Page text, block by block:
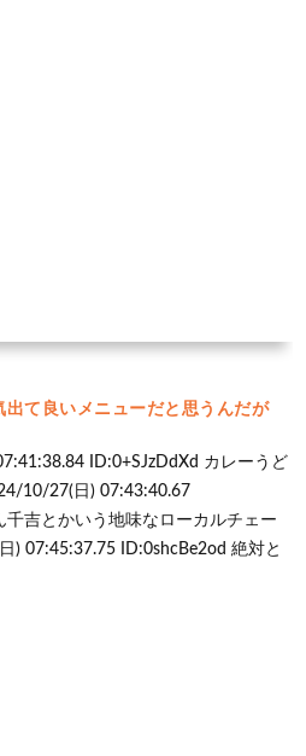
て良いメニューだと思うんだが
ID:0+SJzDdXd カレーうど
10/27(日) 07:43:40.67
千吉とかいう地味なローカルチェー
07:45:37.75 ID:0shcBe2od 絶対と